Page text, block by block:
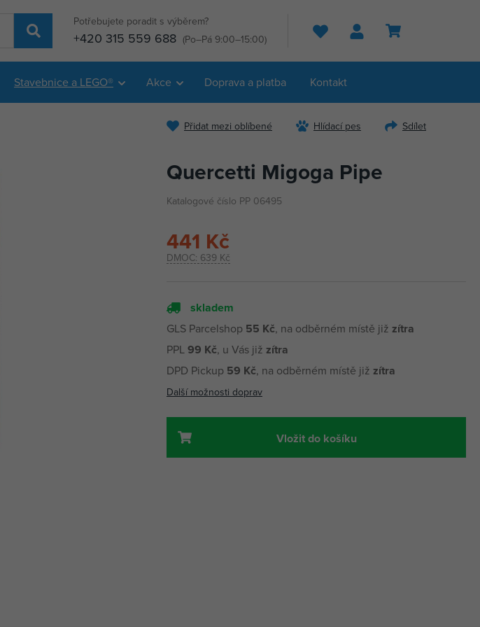
Potřebujete poradit s výběrem?
+420 315 559 688 (Po–Pá 9:00–15:00) Hledat
Stavebnice a LEGO® Akce Doprava a platba Kontakt
Přidat mezi oblíbené Hlídací pes Sdílet
Quercetti Migoga Pipe
Katalogové číslo PP 06495
DMOC: 639 Kč
441 Kč
skladem
GLS Parcelshop 55 Kč, na odběrném místě již zítra
PPL99 Kč, u Vás již zítra
DPD Pickup 59 Kč, na odběrném místě již zítra
Další možnosti doprav
Vložit do košíku